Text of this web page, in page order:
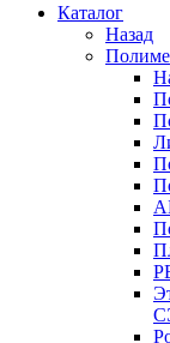
Каталог
Назад